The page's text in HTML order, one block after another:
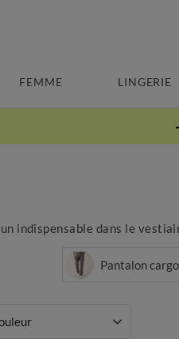
FEMME LINGERIE
indispensable dans le
Pantalon cargo